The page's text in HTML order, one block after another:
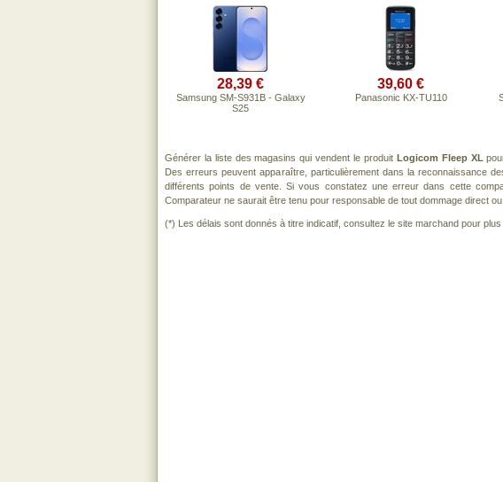
28,39 €
Samsung SM-S931B - Galaxy
S25
39,60 €
Panasonic KX-TU110
Générer la liste des magasins qui vendent le produit Logicom Fleep XL
Des erreurs peuvent apparaître, particulièrement dans la reconnaissance
différents points de vente. Si vous constatez une erreur dans cette
Comparateur ne saurait être tenu pour responsable de tout dommage direct
(*) Les délais sont donnés à titre indicatif, consultez le site marchand pour plus